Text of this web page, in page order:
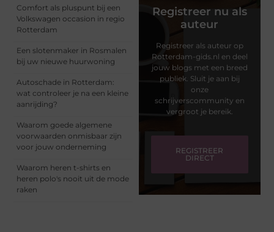
Comfort als pluspunt bij een
Volkswagen occasion in regio
Rotterdam
Een slotenmaker in Rosmalen
bij uw nieuwe huurwoning
Autoschade in Rotterdam:
wat controleer je na een kleine
aanrijding?
Waarom goede algemene
voorwaarden onmisbaar zijn
voor jouw onderneming
Waarom heren t-shirts en
heren polo's nooit uit de mode
raken
Registreer nu als
auteur
Registreer als auteur op
Rotterdam-gids.nl en deel
jouw blogs met een breed
publiek. Sluit je aan bij
onze
schrijverscommunity en
vergroot je bereik.
REGISTREER
DIRECT